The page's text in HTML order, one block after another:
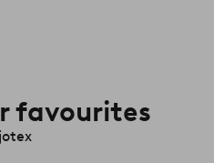
favourites